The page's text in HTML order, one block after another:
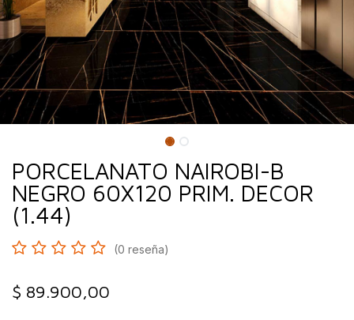
PORCELANATO NAIROBI-B
NEGRO 60X120 PRIM. DECOR
(1.44)
(0 reseña)
$ 89.900,00